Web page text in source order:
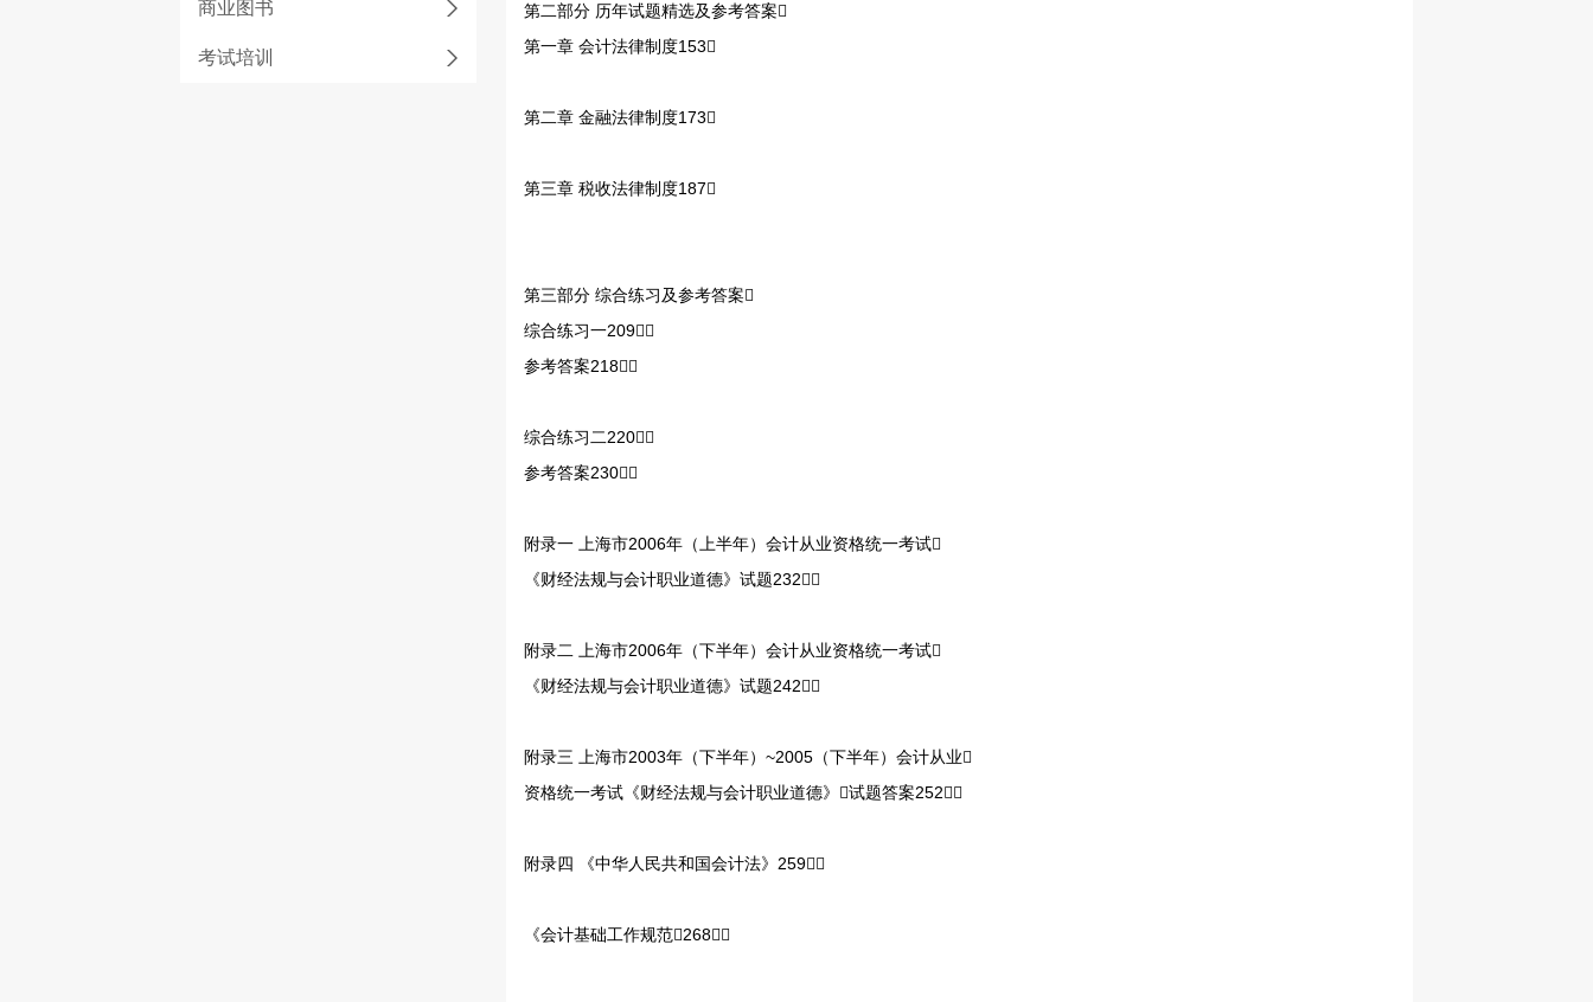
商业图书
考试培训
第二部分 历年试题精选及参考答案
第一章 会计法律制度153
第二章 金融法律制度173
第三章 税收法律制度187
第三部分 综合练习及参考答案
综合练习一209
参考答案218
综合练习二220
参考答案230
附录一 上海市2006年（上半年）会计从业资格统一考试
《财经法规与会计职业道德》试题232
附录二 上海市2006年（下半年）会计从业资格统一考试
《财经法规与会计职业道德》试题242
附录三 上海市2003年（下半年）~2005（下半年）会计从业
资格统一考试《财经法规与会计职业道德》试题答案252
附录四 《中华人民共和国会计法》259
《会计基础工作规范》268